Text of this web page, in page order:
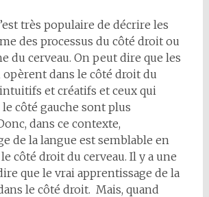
très populaire de décrire les
des processus du côté droit ou
du cerveau. On peut dire que les
opèrent dans le côté droit du
et créatifs et ceux qui
côté gauche sont plus
dans ce contexte,
de la langue est semblable en
côté droit du cerveau. Il y a une
que le vrai apprentissage de la
le côté droit. Mais, quand